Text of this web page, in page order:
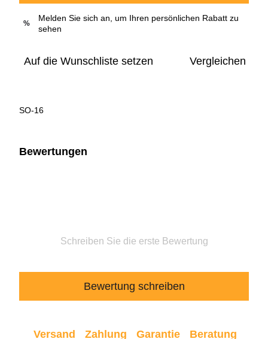
%
Melden Sie sich an, um Ihren persönlichen Rabatt zu
sehen
Auf die Wunschliste setzen Vergleichen
SO-16
Bewertungen
Schreiben Sie die erste Bewertung
Bewertung schreiben
Versand Zahlung Garantie Beratung